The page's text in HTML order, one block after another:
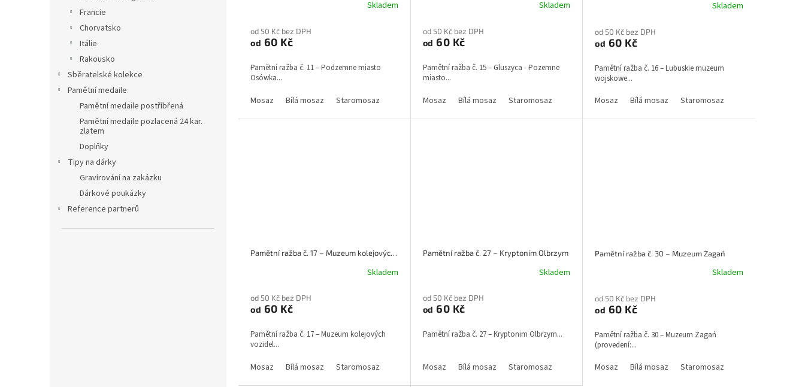
Francie
Chorvatsko
Itálie
Rakousko
Sběratelské kolekce
Pamětní medaile
Pamětní medaile postříbřená
Pamětní medaile pozlacená 24 kar.
zlatem
Doplňky
Tipy na dárky
Gravírování na zakázku
Dárkové poukázky
Reference partnerů
Skladem
od 50 Kč bez DPH
od 60 Kč
Pamětní ražba č. 11 – Podzemne miasto
Osówka...
Mosaz Bílá mosaz Staromosaz
Skladem
od 50 Kč bez DPH
od 60 Kč
Pamětní ražba č. 15 – Gluszyca - Pozemne
miasto...
Mosaz Bílá mosaz Staromosaz
Skladem
od 50 Kč bez DPH
od 60 Kč
Pamětní ražba č. 16 – Lubuskie muzeum
wojskowe...
Mosaz Bílá mosaz Staromosaz
Pamětní ražba č. 17 – Muzeum kolejových vozidel - Jaworzyna Śląska
Skladem
od 50 Kč bez DPH
od 60 Kč
Pamětní ražba č. 17 – Muzeum kolejových
vozidel...
Mosaz Bílá mosaz Staromosaz
Pamětní ražba č. 27 – Kryptonim Olbrzym
Skladem
od 50 Kč bez DPH
od 60 Kč
Pamětní ražba č. 27 – Kryptonim Olbrzym...
Mosaz Bílá mosaz Staromosaz
Pamětní ražba č. 30 – Muzeum Żagań
Skladem
od 50 Kč bez DPH
od 60 Kč
Pamětní ražba č. 30 – Muzeum Żagań
(provedení:...
Mosaz Bílá mosaz Staromosaz